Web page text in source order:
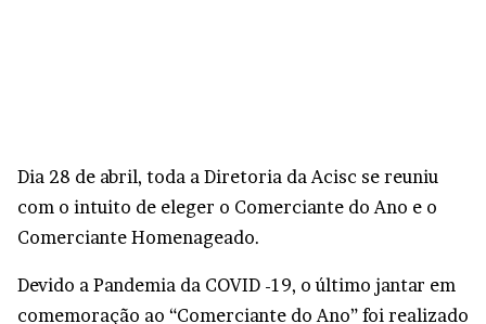
Dia 28 de abril, toda a Diretoria da Acisc se reuniu
com o intuito de eleger o Comerciante do Ano e o
Comerciante Homenageado.
Devido a Pandemia da COVID -19, o último jantar em
comemoração ao “Comerciante do Ano” foi realizado